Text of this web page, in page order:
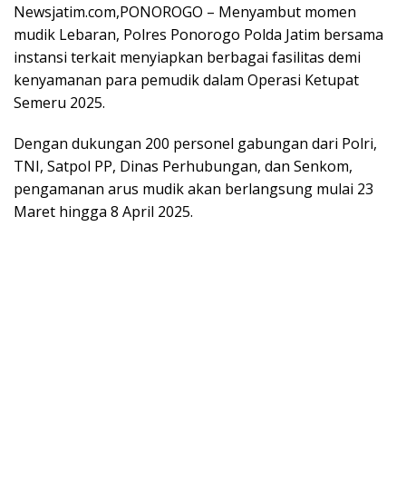
Newsjatim.com,PONOROGO – Menyambut momen
mudik Lebaran, Polres Ponorogo Polda Jatim bersama
instansi terkait menyiapkan berbagai fasilitas demi
kenyamanan para pemudik dalam Operasi Ketupat
Semeru 2025.
Dengan dukungan 200 personel gabungan dari Polri,
TNI, Satpol PP, Dinas Perhubungan, dan Senkom,
pengamanan arus mudik akan berlangsung mulai 23
Maret hingga 8 April 2025.